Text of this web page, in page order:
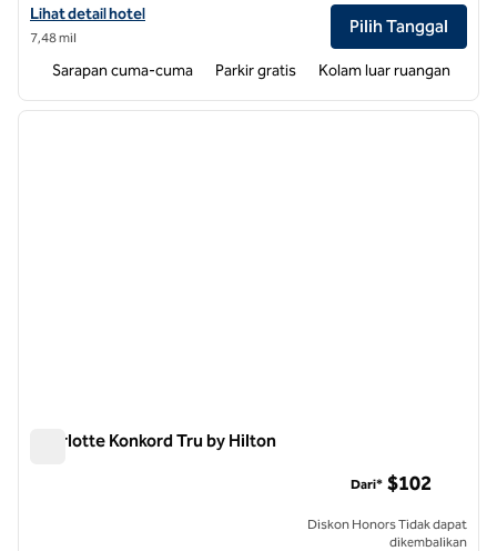
Lihat detail hotel untuk Home2 Suites by Hilton Concord Charlotte
Lihat detail hotel
7,48 mil
Pilih Tanggal
Sarapan cuma-cuma Parkir gratis Kolam luar ruangan
1 dari 12
Charlotte Konkord Tru by Hilton
Dari* $102
Diskon Honors Tidak dapat
dikembalikan